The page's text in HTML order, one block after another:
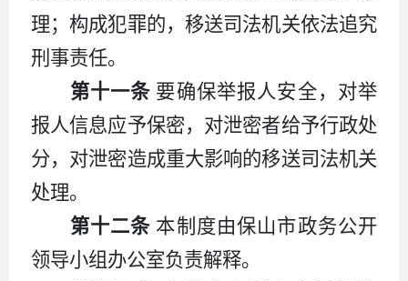
理；构成犯罪的，移送司法机关依法追究
刑事责任。
第十一条 要确保举报人安全，对举
报人信息应予保密，对泄密者给予行政处
分，对泄密造成重大影响的移送司法机关
处理。
第十二条 本制度由保山市政务公开
领导小组办公室负责解释。